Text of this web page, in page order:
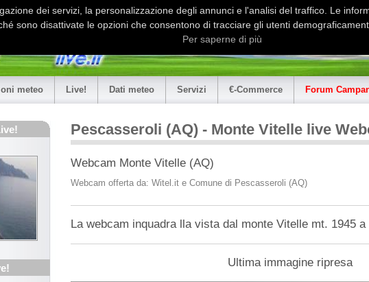
meteo Live! Dati meteo Servizi €-Commerce Forum
Pescasseroli (AQ) - Monte Vitelle live
Webcam Monte Vitelle (AQ)
Webcam offerta da: Witel.it e Comune di Pescasseroli (AQ)
La webcam inquadra lla vista dal monte Vitelle mt. 1945
Ultima immagine ripresa
dei servizi, la personalizzazione degli annunci e l'analisi del traffico. Le
sono disattivate le opzioni che consentono di tracciare gli utenti
Per saperne di più